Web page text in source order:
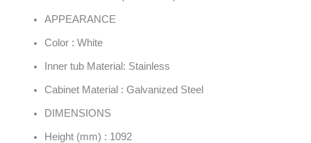
APPEARANCE
Color : White
Inner tub Material: Stainless
Cabinet Material : Galvanized Steel
DIMENSIONS
Height (mm) : 1092